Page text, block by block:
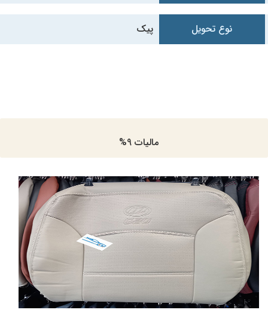
نوع تحویل پیک
مالیات 9%